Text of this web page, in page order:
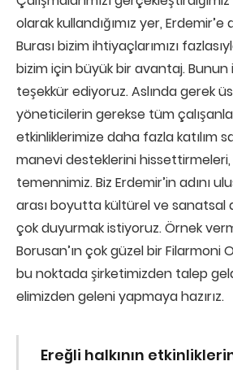
olarak kullandığımız yer,
Burası bizim ihtiyaçlarımızı
bizim için büyük bir avantaj.
teşekkür ediyoruz. Aslında gerek
yöneticilerin gerekse tüm
etkinliklerimize daha fazla katılım
manevi desteklerini
temennimiz. Biz Erdemir’in adını
arası boyutta kültürel ve sanatsal
çok duyurmak istiyoruz. Örnek
Borusan’ın çok güzel bir Filarmoni
bu noktada şirketimizden talep
elimizden geleni yapmaya hazırız.
Ereğli halkının